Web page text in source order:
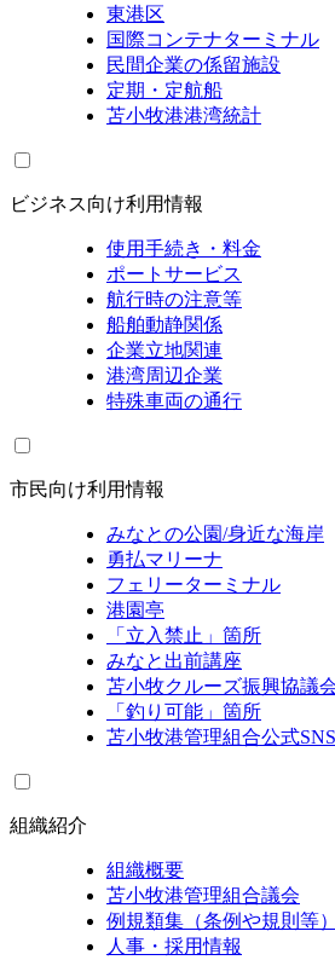
東港区
国際コンテナターミナル
民間企業の係留施設
定期・定航船
苫小牧港港湾統計
ビジネス向け利用情報
使用手続き・料金
ポートサービス
航行時の注意等
船舶動静関係
企業立地関連
港湾周辺企業
特殊車両の通行
市民向け利用情報
みなとの公園/身近な海岸
勇払マリーナ
フェリーターミナル
港園亭
「立入禁止」箇所
みなと出前講座
苫小牧クルーズ振興協議
「釣り可能」箇所
苫小牧港管理組合公式
組織紹介
組織概要
苫小牧港管理組合議会
例規類集（条例や規則等）
人事・採用情報